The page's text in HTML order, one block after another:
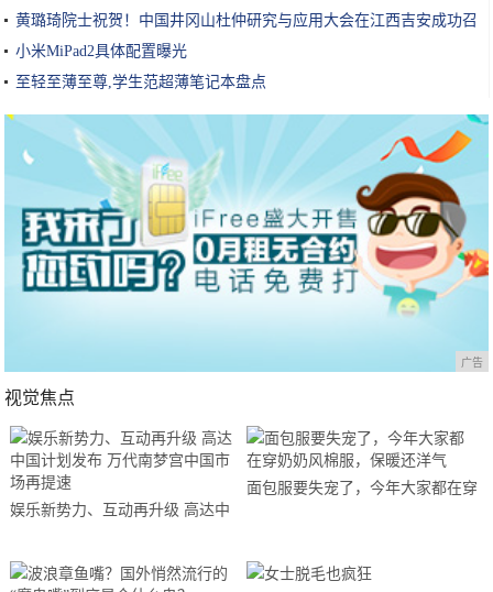
黄璐琦院士祝贺！中国井冈山杜仲研究与应用大会在江西吉安成功召
开
小米MiPad2具体配置曝光
至轻至薄至尊,学生范超薄笔记本盘点
广告
视觉焦点
娱乐新势力、互动再升级 高达中
再提速
面包服要失宠了，今年大家都在穿